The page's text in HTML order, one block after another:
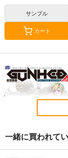
サンプル
カート
一緒に買われて